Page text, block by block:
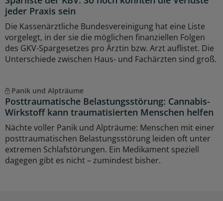
jeder Praxis sein
Die Kassenärztliche Bundesvereinigung hat eine Liste
vorgelegt, in der sie die möglichen finanziellen Folgen
des GKV-Spargesetzes pro Ärztin bzw. Arzt auflistet. Die
Unterschiede zwischen Haus- und Fachärzten sind groß.
Panik und Alpträume
Posttraumatische Belastungsstörung: Cannabis-
Wirkstoff kann traumatisierten Menschen helfen
Nächte voller Panik und Alpträume: Menschen mit einer
posttraumatischen Belastungsstörung leiden oft unter
extremen Schlafstörungen. Ein Medikament speziell
dagegen gibt es nicht – zumindest bisher.